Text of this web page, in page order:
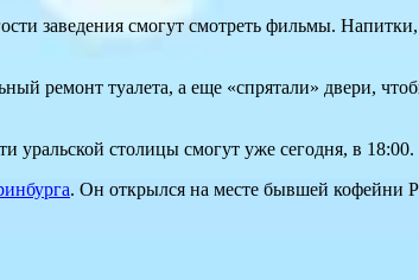
заведения смогут смотреть фильмы.
ремонт туалета, а еще «спрятали» двери,
уральской столицы смогут уже сегодня, в 18:00.
. Он открылся на месте бывшей кофейни